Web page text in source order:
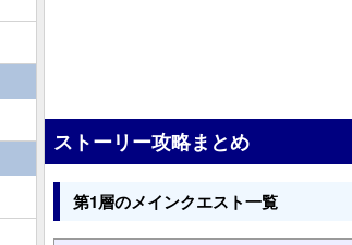
ストーリー攻略まとめ
第1層のメインクエスト一覧